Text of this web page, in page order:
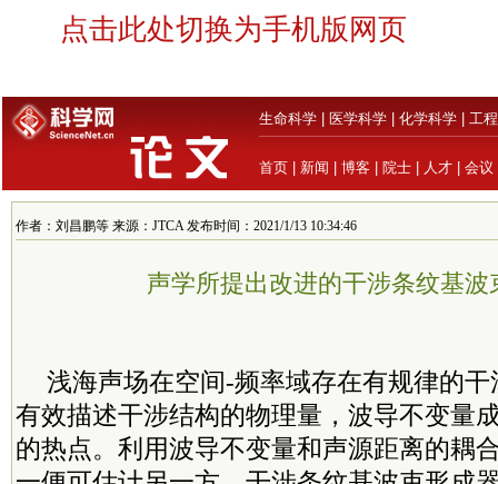
点击此处切换为手机版网页
生命科学 医学科学 化学科学 工
首页 新闻 博客 院士 人才 会议
作者：刘昌鹏等 来源：JTCA 发布时间：2021/1/13 10:34:46
声学所提出改进的干涉条纹基波
浅海声场在空间-频率域存在有规律的
有效描述干涉结构的物理量，波导不变量
的热点。利用波导不变量和声源距离的耦